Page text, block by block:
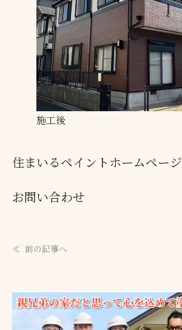
施工後
住まいるペイントホームページ
お問い合わせ
前の記事へ